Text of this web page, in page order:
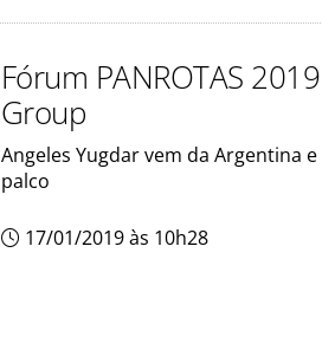
Fórum PANROTAS
Group
Angeles Yugdar vem da Argentina
palco
17/01/2019 às 10h28